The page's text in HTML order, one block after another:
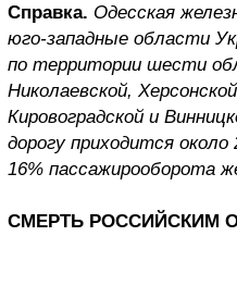
Справка. Одесская
юго-западные области
по территории шести
Николаевской,
Кировоградской и
дорогу приходится
16% пассажирооборота
СМЕРТЬ РОССИЙСКИМ